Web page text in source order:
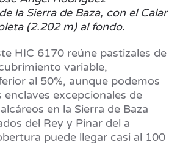
la Sierra de Baza, con el Calar
(2.202 m) al fondo.
HIC 6170 reúne pastizales de
variable,
al 50%, aunque podemos
enclaves excepcionales de
en la Sierra de Baza
del Rey y Pinar del a
puede llegar casi al 100